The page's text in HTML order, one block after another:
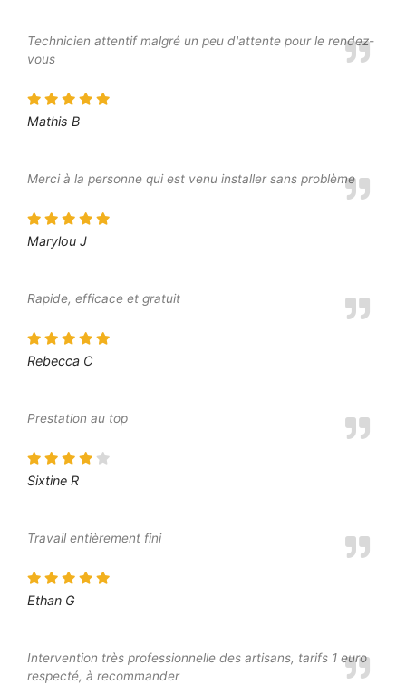
Technicien attentif malgré un peu d'attente pour le rendez-
vous
Mathis B
Merci à la personne qui est venu installer sans problème
Marylou J
Rapide, efficace et gratuit
Rebecca C
Prestation au top
Sixtine R
Travail entièrement fini
Ethan G
Intervention très professionnelle des artisans, tarifs 1 euro
respecté, à recommander